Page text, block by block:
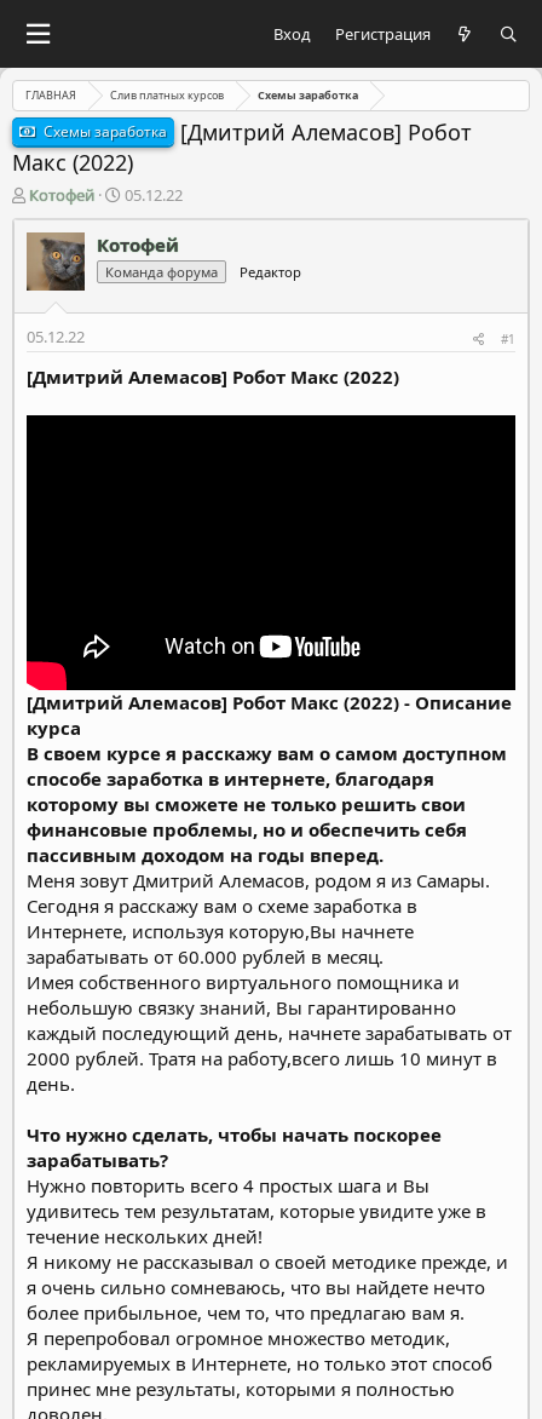
Вход Регистрация
ГЛАВНАЯ Слив платных курсов Схемы заработка
Схемы заработка
[Дмитрий Алемасов] Робот
Макс (2022)
А
в
т
р
м
ы
Котофей
Д
а
т
а
н
а
л
а
05.12.22
Котофей
Команда форума Редактор
05.12.22 #1
[Дмитрий Алемасов] Робот Макс (2022)
[Дмитрий Алемасов] Робот Макс (2022) - Описание
курса
В своем курсе я расскажу вам о самом доступном
способе заработка в интернете, благодаря
которому вы сможете не только решить свои
финансовые проблемы, но и обеспечить себя
пассивным доходом на годы вперед.
Меня зовут Дмитрий Алемасов, родом я из Самары.
Сегодня я расскажу вам о схеме заработка в
Интернете, используя которую,Вы начнете
зарабатывать от 60.000 рублей в месяц.
Имея собственного виртуального помощника и
небольшую связку знаний, Вы гарантированно
каждый последующий день, начнете зарабатывать от
2000 рублей. Тратя на работу,всего лишь 10 минут в
день.
Что нужно сделать, чтобы начать поскорее
зарабатывать?
Нужно повторить всего 4 простых шага и Вы
удивитесь тем результатам, которые увидите уже в
течение нескольких дней!
Я никому не рассказывал о своей методике прежде, и
я очень сильно сомневаюсь, что вы найдете нечто
более прибыльное, чем то, что предлагаю вам я.
Я перепробовал огромное множество методик,
рекламируемых в Интернете, но только этот способ
принес мне результаты, которыми я полностью
доволен.